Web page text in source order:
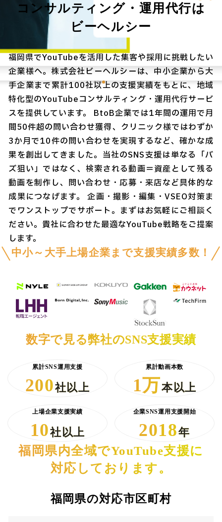
コンサルティング・運用代行は
ビーヘルシー
福岡県でYouTubeを活用した集客や採用に挑戦したい
企業様へ。株式会社ビーヘルシーは、中小企業から大
手企業まで累計100社以上の支援実績をもとに、地域
特化型のYouTubeコンサルティング・運用代行サービ
スを提供しています。 BtoB企業では1年間の運用で月
間50件超の問い合わせ獲得、クリニック様ではわずか
3か月で10件の問い合わせを実現するなど、確かな成
果を創出してきました。当社のSNS支援は単なる「バ
ズ狙い」ではなく、検索される動画＝資産として残る
動画を制作し、問い合わせ・応募・来店など具体的な
成果につなげます。 企画・撮影・編集・VSEO対策ま
でワンストップでサポート。まずはお気軽にご相談く
ださい。貴社に合わせた最適なYouTube戦略をご提案
します。
中小～大手上場企業まで支援実績多数！
数字で見る弊社のSNS支援実績
累計SNS運用支援
200社以上
累計動画本数
1万本以上
上場企業支援実績
10社以上
企業SNS運用支援開始
2018年
福岡県内全域でYouTube支援に
対応しております。
福岡県の対応市区町村